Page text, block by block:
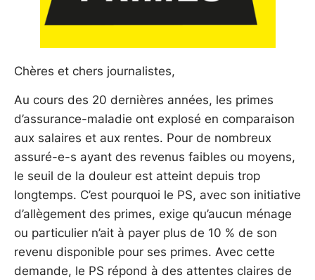
Chères et chers journalistes,
Au cours des 20 dernières années, les primes
d’assurance-maladie ont explosé en comparaison
aux salaires et aux rentes. Pour de nombreux
assuré-e-s ayant des revenus faibles ou moyens,
le seuil de la douleur est atteint depuis trop
longtemps. C’est pourquoi le PS, avec son initiative
d’allègement des primes, exige qu’aucun ménage
ou particulier n’ait à payer plus de 10 % de son
revenu disponible pour ses primes. Avec cette
demande, le PS répond à des attentes claires de